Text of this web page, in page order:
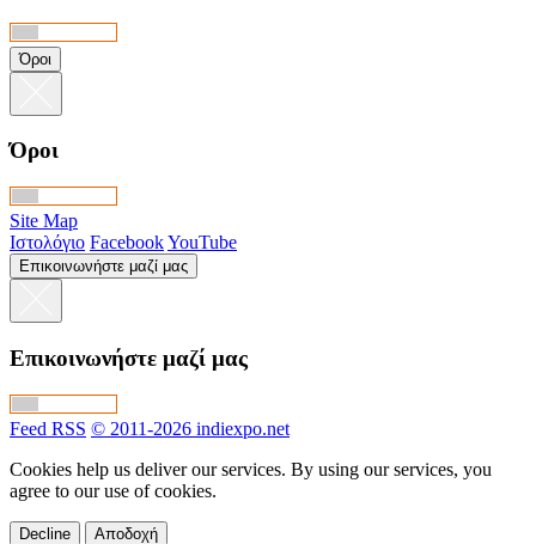
Όροι
Όροι
Site Map
Ιστολόγιο FacebookYouTube
Επικοινωνήστε μαζί μας
Επικοινωνήστε μαζί μας
Feed RSS © 2011-2026 indiexpo.net
Cookies help us deliver our services. By using our services, you
agree to our use of cookies.
Decline Αποδοχή